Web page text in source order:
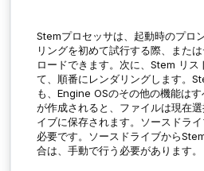
Stemプロセッサは、起動時のプロ
リングを初めて試行する際、また
ロードできます。次に、 Stem リス
て、順番にレンダリングします。
も、Engine OSのその他の機能はす
が作成されると、ファイルは現在
イブに保存されます。ソースドラ
必要です。ソースドライブから
合は、手動で行う必要があります。